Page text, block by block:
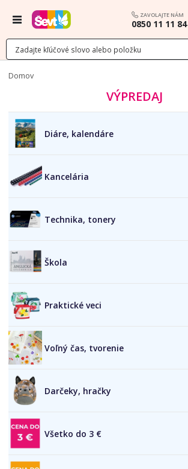
Menu ZAVOLAJTE NÁM
0850 11 11 84
Domov
VÝPREDAJ
Diáre, kalendáre
Kancelária
Technika, tonery
Škola
Praktické veci
Voľný čas, tvorenie
Darčeky, hračky
Všetko do 3 €